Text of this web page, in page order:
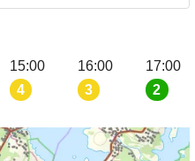
15:00
4
16:00
3
17:00
2